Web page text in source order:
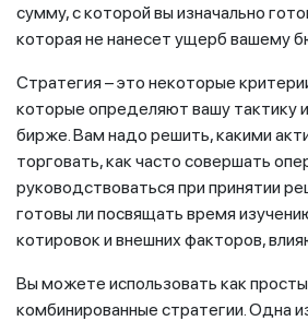
сумму, с которой вы изначально
которая не нанесет ущерб вашему
Стратегия – это некоторые
которые определяют вашу тактику
бирже. Вам надо решить, какими
торговать, как часто совершать
руководствоваться при принятии
готовы ли посвящать время
котировок и внешних факторов,
Вы можете использовать как
комбинированные стратегии. Одна